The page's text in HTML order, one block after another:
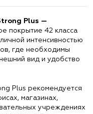
Plus —
покрытие 42 класса
интенсивностью
где необходимы
вид и удобство
Plus рекомендуется
магазинах,
учреждениях